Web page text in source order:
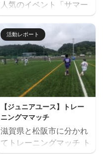
セル等ないようご予定を
ご確認の上お申し込みく
ださい。 ウォーミングア
ップを兼ねた基礎技術練
習の後、たくさんミニサ
ッカーの試合を実施。そ
して毎日ベストプレヤー
を選出！！ 協賛：
Mreform 時間割： 小学
１ー３年生 １６：３０－
１７：２０ 定員１２名程
度 最少催行人数６ ...
人気のイベント「サマー
キャンプ」を７月２６日
（日）に開催します。 楽
しいゲームから本格的な
サッカーの練習、サッカ
ー大会と盛りだくさんの
内容で、この夏最高の思
い出になること間違いな
し！！ たくさんのご参加
お待ちしております。
【日時】７月２６日
（日）９：００（８：４
５開場）－１７：００
活動レポート
【ジュニアユース】トレー
ニングママッチ
滋賀県と松阪市に分かれ
てトレーニングマッチ ト